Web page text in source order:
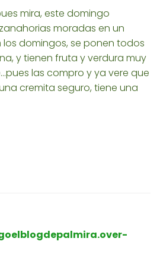
mira, este domingo
moradas en un
domingos, se ponen todos
y tienen fruta y verdura muy
las compro y ya vere que
cremita seguro, tiene una